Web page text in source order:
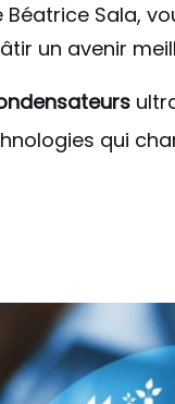
Sala,
un avenir
qui